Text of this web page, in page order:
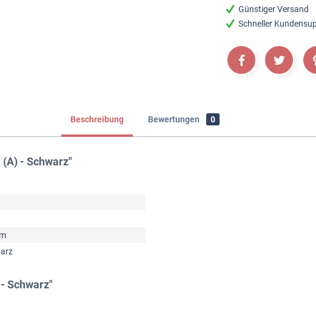
Günstiger Versand
Schneller
Beschreibung Bewertungen 0
- Schwarz"
Schwarz"